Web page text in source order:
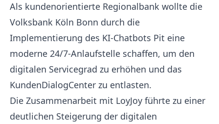
Als kundenorientierte Regionalbank wollte die
Volksbank Köln Bonn durch die
Implementierung des KI-Chatbots Pit eine
moderne 24/7-Anlaufstelle schaffen, um den
digitalen Servicegrad zu erhöhen und das
KundenDialogCenter zu entlasten.
Die Zusammenarbeit mit LoyJoy führte zu einer
deutlichen Steigerung der digitalen